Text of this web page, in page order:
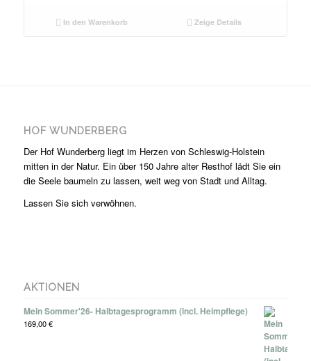
In den Warenkorb Zeige Details
HOF WUNDERBERG
Der Hof Wunderberg liegt im Herzen von Schleswig-Holstein
mitten in der Natur. Ein über 150 Jahre alter Resthof lädt Sie ein
die Seele baumeln zu lassen, weit weg von Stadt und Alltag.
Lassen Sie sich verwöhnen.
AKTIONEN
Mein Sommer'26- Halbtagesprogramm (incl. Heimpflege)
169,00€